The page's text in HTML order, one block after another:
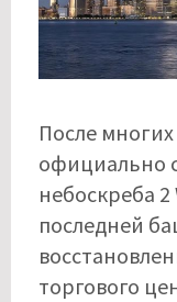
После
официально
небоскреба
последней
торгового